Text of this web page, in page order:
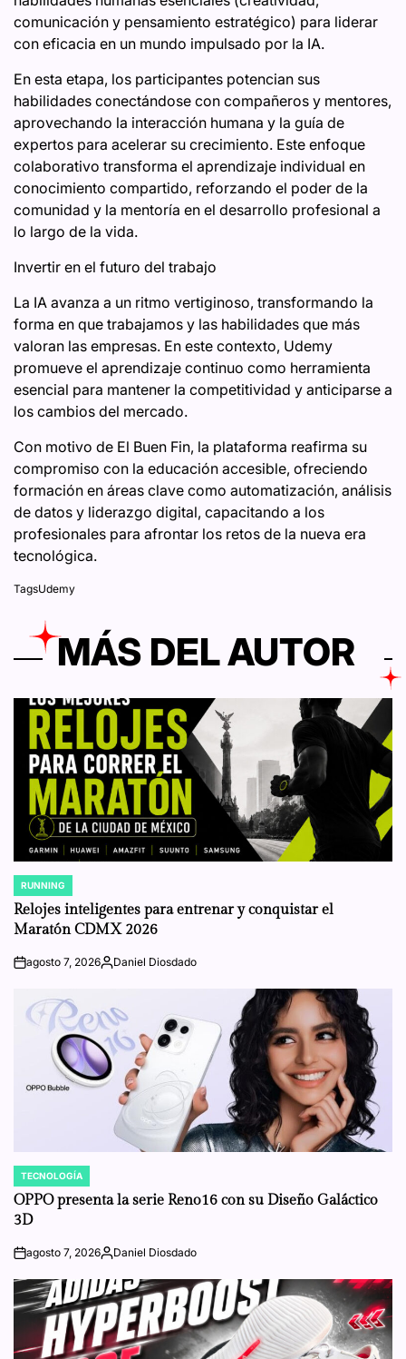
comunicación y pensamiento estratégico) para liderar
con eficacia en un mundo impulsado por la IA.
En esta etapa, los participantes potencian sus
habilidades conectándose con compañeros y mentores,
aprovechando la interacción humana y la guía de
expertos para acelerar su crecimiento. Este enfoque
colaborativo transforma el aprendizaje individual en
conocimiento compartido, reforzando el poder de la
comunidad y la mentoría en el desarrollo profesional a
lo largo de la vida.
Invertir en el futuro del trabajo
La IA avanza a un ritmo vertiginoso, transformando la
forma en que trabajamos y las habilidades que más
valoran las empresas. En este contexto, Udemy
promueve el aprendizaje continuo como herramienta
esencial para mantener la competitividad y anticiparse a
los cambios del mercado.
Con motivo de El Buen Fin, la plataforma reafirma su
compromiso con la educación accesible, ofreciendo
formación en áreas clave como automatización, análisis
de datos y liderazgo digital, capacitando a los
profesionales para afrontar los retos de la nueva era
tecnológica.
TagsUdemy
MÁS DEL AUTOR
POSTED
IN
RUNNING
Relojes inteligentes para entrenar y conquistar el
Maratón CDMX 2026
onagosto 7, 2026Posted
Daniel Diosdado
POSTED
IN
TECNOLOGÍA
OPPO presenta la serie Reno16 con su Diseño Galáctico
3D
onagosto 7, 2026Posted
Daniel Diosdado